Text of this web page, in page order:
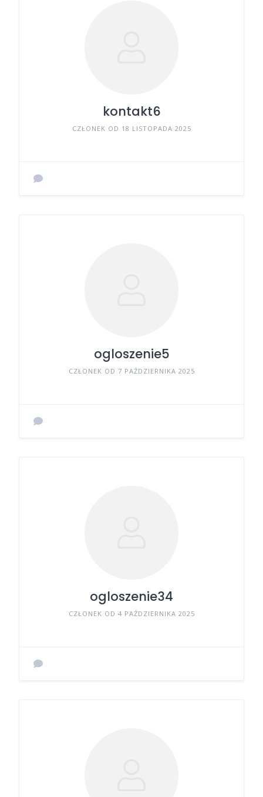
kontakt6
CZŁONEK OD 18 LISTOPADA 2025
ogloszenie5
CZŁONEK OD 7 PAŹDZIERNIKA 2025
ogloszenie34
CZŁONEK OD 4 PAŹDZIERNIKA 2025